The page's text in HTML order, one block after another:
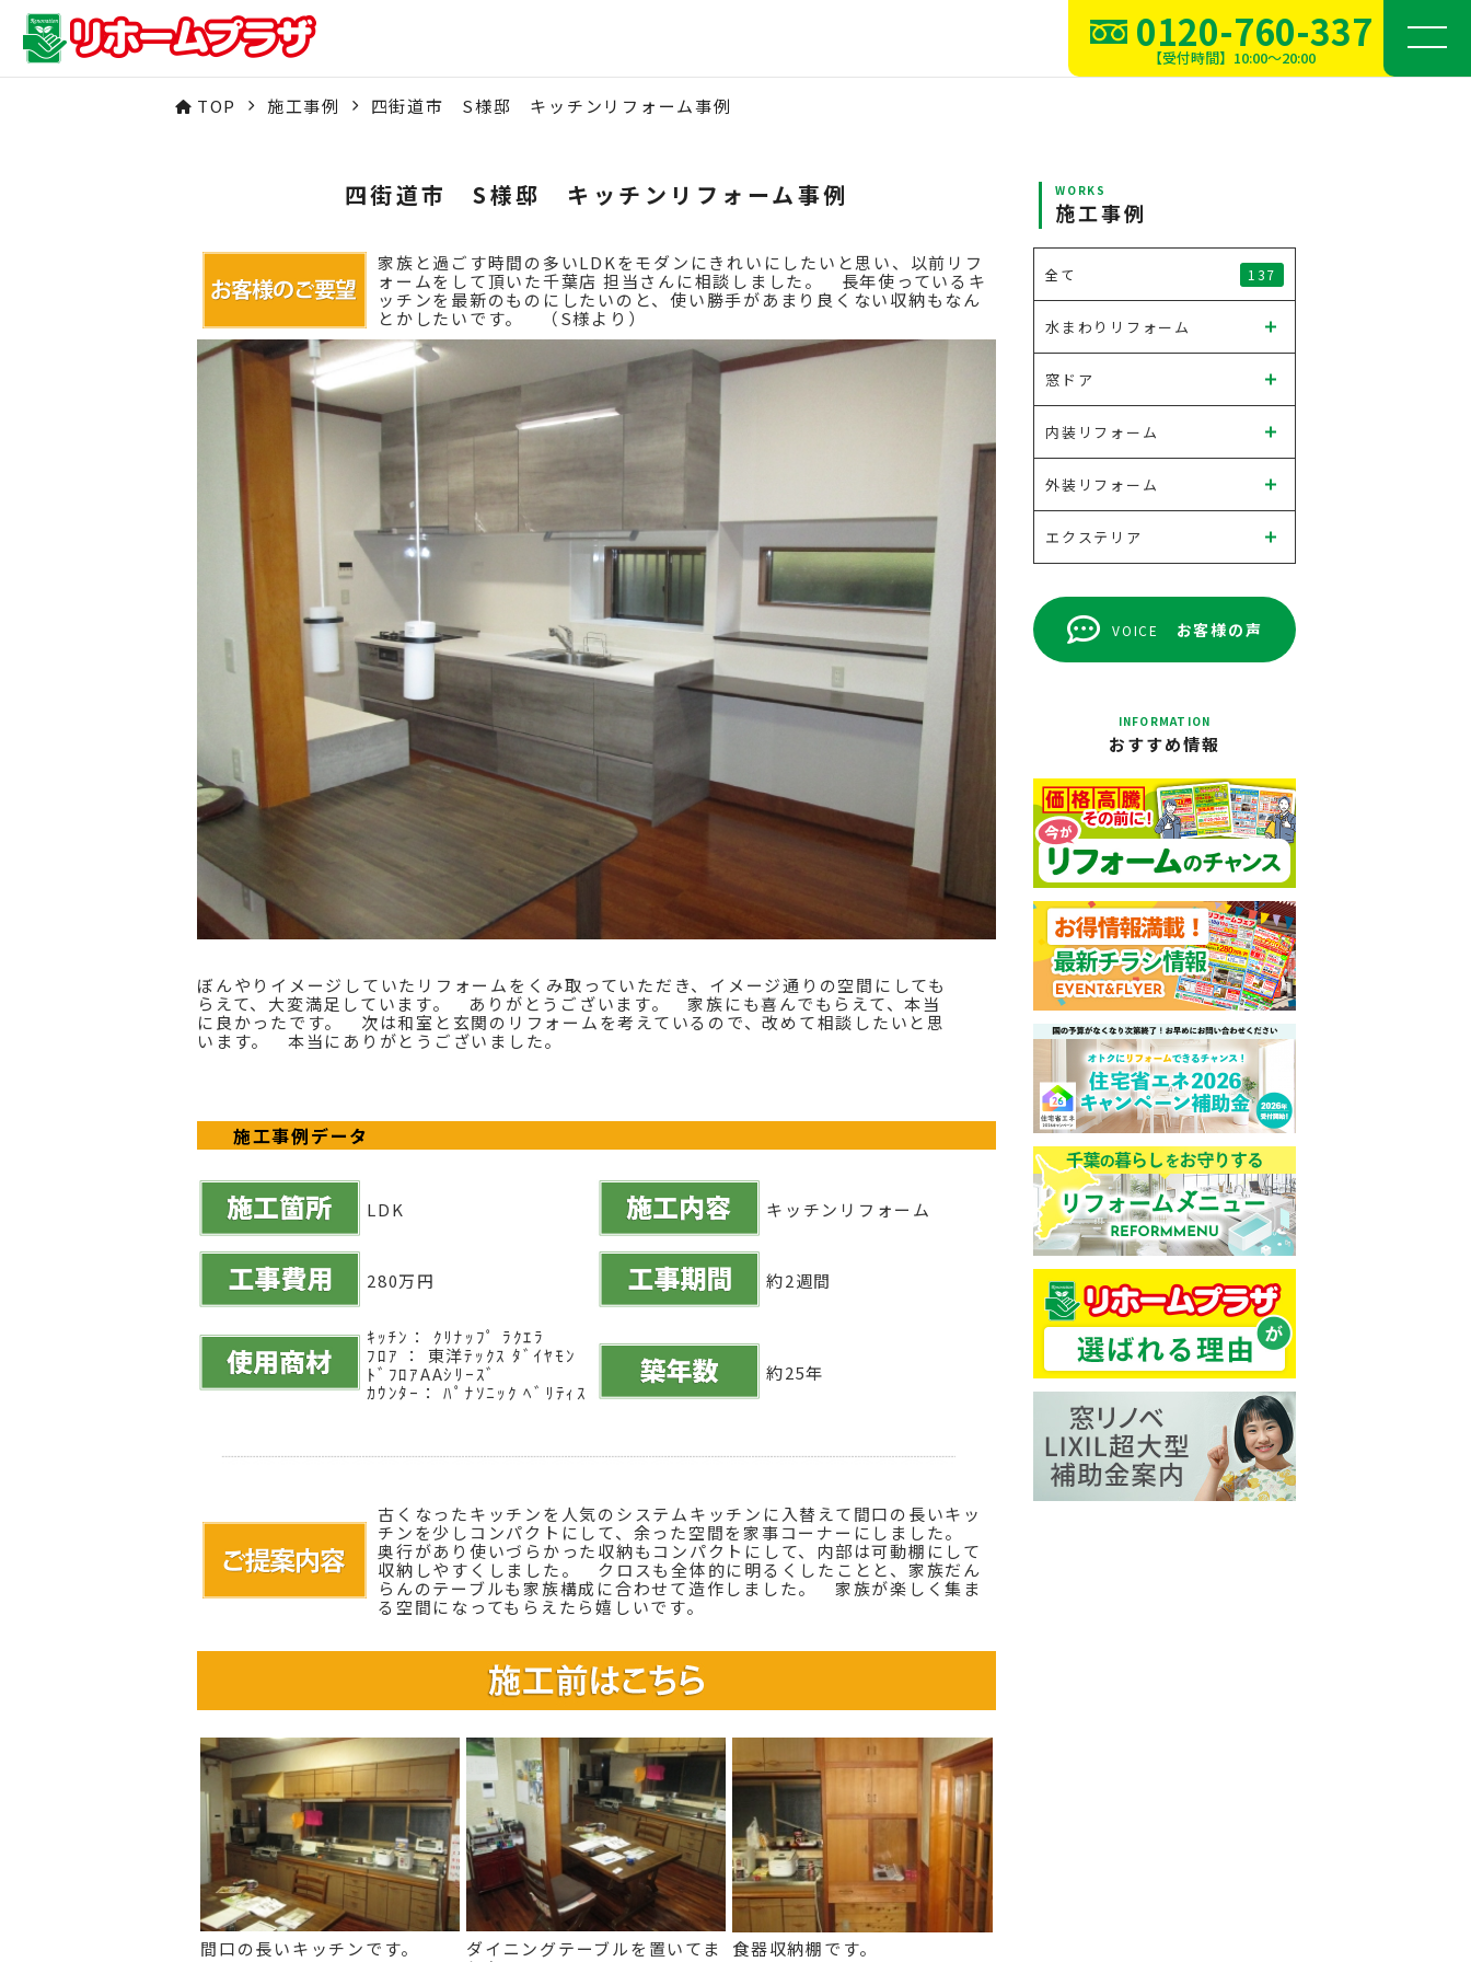
0120-760-337
【受付時間】10:00～20:00
TOP 施工事例 四街道市 S様邸 キッチンリフォーム事例
四街道市 S様邸 キッチンリフォーム事例
家族と過ごす時間の多いLDKをモダンにきれいにしたいと思い、以前リフ
ォームをして頂いた千葉店 担当さんに相談しました。 長年使っているキ
ッチンを最新のものにしたいのと、使い勝手があまり良くない収納もなん
とかしたいです。 （S様より）
ぼんやりイメージしていたリフォームをくみ取っていただき、イメージ通りの空間にしても
らえて、大変満足しています。 ありがとうございます。 家族にも喜んでもらえて、本当
に良かったです。 次は和室と玄関のリフォームを考えているので、改めて相談したいと思
います。 本当にありがとうございました。
施工事例データ
LDK キッチンリフォーム
280万円 約2週間
ｷｯﾁﾝ： ｸﾘﾅｯﾌﾟ ﾗｸｴﾗ
ﾌﾛｱ ： 東洋ﾃｯｸｽ ﾀﾞｲﾔﾓﾝ
ﾄﾞﾌﾛｱAAｼﾘｰｽﾞ
ｶｳﾝﾀｰ： ﾊﾟﾅｿﾆｯｸ ﾍﾞﾘﾃｨｽ
約25年
古くなったキッチンを人気のシステムキッチンに入替えて間口の長いキッ
チンを少しコンパクトにして、余った空間を家事コーナーにしました。
奥行があり使いづらかった収納もコンパクトにして、内部は可動棚にして
収納しやすくしました。 クロスも全体的に明るくしたことと、家族だん
らんのテーブルも家族構成に合わせて造作しました。 家族が楽しく集ま
る空間になってもらえたら嬉しいです。
間口の長いキッチンです。
ダイニングテーブルを置いてま
食器収納棚です。
WORKS
施工事例
全て 137
水まわりリフォーム
窓ドア
内装リフォーム
外装リフォーム
エクステリア
VOICE お客様の声
INFORMATION
おすすめ情報